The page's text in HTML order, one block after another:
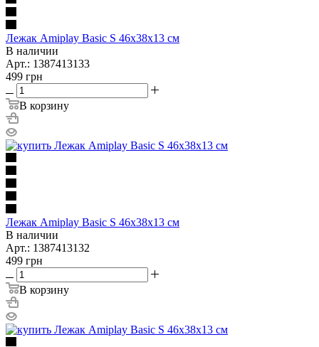
Лежак Amiplay Basic S 46х38х13 см
В наличии
Арт.: 1387413133
499 грн
В корзину
Лежак Amiplay Basic S 46х38х13 см
В наличии
Арт.: 1387413132
499 грн
В корзину